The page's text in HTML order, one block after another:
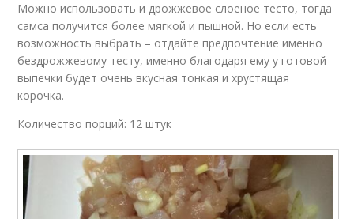
Можно использовать и дрожжевое слоеное тесто, тогда
самса получится более мягкой и пышной. Но если есть
возможность выбрать – отдайте предпочтение именно
бездрожжевому тесту, именно благодаря ему у готовой
выпечки будет очень вкусная тонкая и хрустящая
корочка.
Количество порций: 12 штук